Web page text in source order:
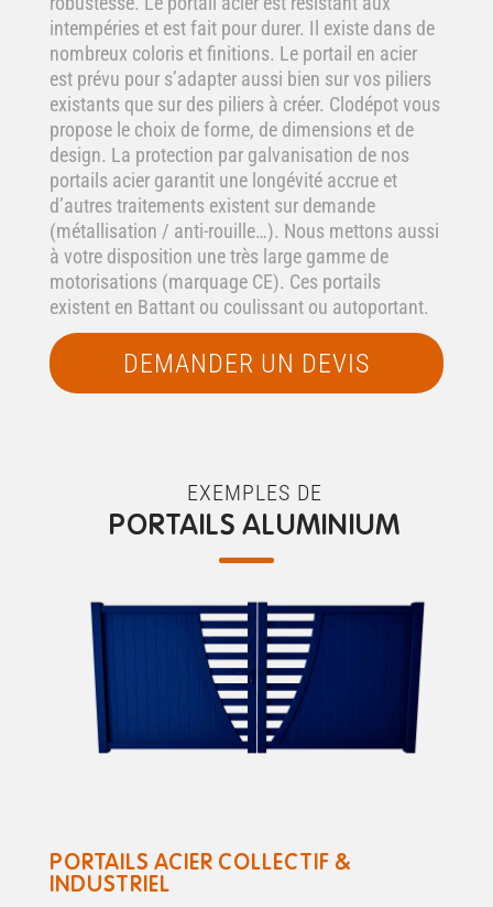
intempéries et est fait pour durer. Il existe dans de
nombreux coloris et finitions. Le portail en acier
est prévu pour s’adapter aussi bien sur vos piliers
existants que sur des piliers à créer. Clodépot vous
propose le choix de forme, de dimensions et de
design. La protection par galvanisation de nos
portails acier garantit une longévité accrue et
d’autres traitements existent sur demande
(métallisation / anti-rouille…). Nous mettons aussi
à votre disposition une très large gamme de
motorisations (marquage CE). Ces portails
existent en Battant ou coulissant ou autoportant.
DEMANDER UN DEVIS
EXEMPLES DE
PORTAILS ALUMINIUM
PORTAILS ACIER COLLECTIF &
INDUSTRIEL